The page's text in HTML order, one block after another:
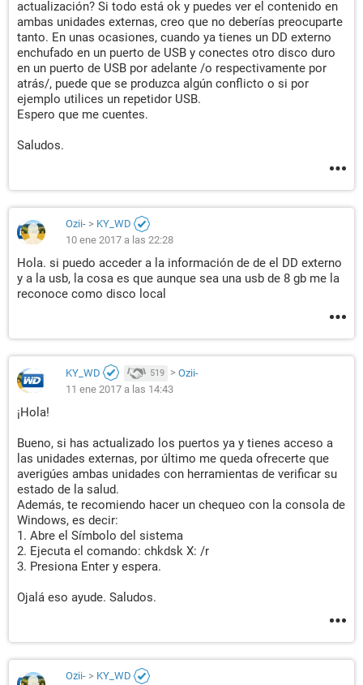
actualización? Si todo está ok y puedes ver el contenido en
ambas unidades externas, creo que no deberías preocuparte
tanto. En unas ocasiones, cuando ya tienes un DD externo
enchufado en un puerto de USB y conectes otro disco duro
en un puerto de USB por adelante /o respectivamente por
atrás/, puede que se produzca algún conflicto o si por
ejemplo utilices un repetidor USB.
Espero que me cuentes.
Saludos.
Ozii- > KY_WD
10 ene 2017 a las 22:28
Hola. si puedo acceder a la información de de el DD externo
y a la usb, la cosa es que aunque sea una usb de 8 gb me la
reconoce como disco local
KY_WD 519 > Ozii-
11 ene 2017 a las 14:43
¡Hola!
Bueno, si has actualizado los puertos ya y tienes acceso a
las unidades externas, por último me queda ofrecerte que
averigúes ambas unidades con herramientas de verificar su
estado de la salud.
Además, te recomiendo hacer un chequeo con la consola de
Windows, es decir:
1. Abre el Símbolo del sistema
2. Ejecuta el comando: chkdsk X: /r
3. Presiona Enter y espera.
Ojalá eso ayude. Saludos.
Ozii- > KY_WD